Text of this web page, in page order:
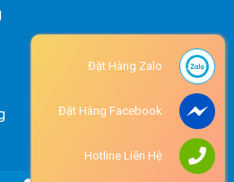
Đặt Hàng Zalo
Đặt Hàng Facebook
Hotline Liên Hệ